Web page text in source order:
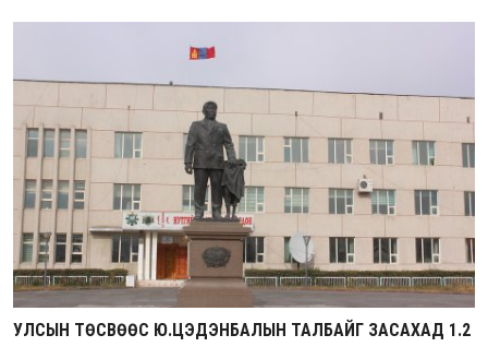
УЛСЫН ТӨСВӨӨС Ю.ЦЭДЭНБАЛЫН ТАЛБАЙГ ЗАСАХАД 1.2